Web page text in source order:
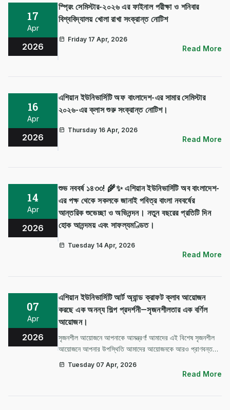
17
Apr
2026
স্প্রিং সেমিস্টার-২০২৬ এর ফাইনাল পরীক্ষা ও শনিবার
বিশ্ববিদ্যালয় খোলা রাখা সংক্রান্ত নোটিশ
Friday 17 Apr, 2026
Read More
16
Apr
2026
এশিয়ান ইউনিভার্সিটি অফ বাংলাদেশ-এর সামার সেমিস্টার
২০২৬-এর ক্লাস শুরু সংক্রান্ত নোটিশ।
Thursday 16 Apr, 2026
Read More
14
Apr
2026
শুভ নববর্ষ ১৪৩৩! 🌾✨ এশিয়ান ইউনিভার্সিটি অব বাংলাদেশ-
এর পক্ষ থেকে সকলকে জানাই পবিত্র বাংলা নববর্ষের
আন্তরিক শুভেচ্ছা ও অভিনন্দন। নতুন বছরের প্রতিটি দিন
হোক আনন্দময় এবং সাফল্যমণ্ডিত।
Tuesday 14 Apr, 2026
Read More
07
Apr
2026
এশিয়ান ইউনিভার্সিটি আর্ট অ্যান্ড ক্রাফট ক্লাব আয়োজন
করছে এক অনন্য শিল্প প্রদর্শনী—সৃজনশীলতার এক বর্ণিল
আয়োজন।
সৃজনশীল আয়োজনে আপনাকে আমন্ত্রণ! আমাদের এই বিশেষ সৃজনশীল
আয়োজনে আপনার উপস্থিতি আমাদের আয়োজনকে আরও প্রাণবন্ত
করে তুলবে। 📍 ভেন্যু: ক্যাম্পাস প্রাঙ্গণ 📅 তারিখ: ৮ এপ্রিল ২০২৬
⏰ সময়: সকাল ১০টা আপনার উপস্থিতি একান্ত কাম্য!
Tuesday 07 Apr, 2026
Read More